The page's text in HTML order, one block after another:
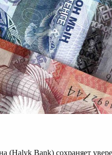
(Halyk Bank) сохраняет